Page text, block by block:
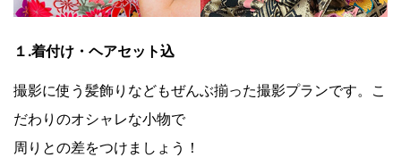
１.着付け・ヘアセット込
撮影に使う髪飾りなどもぜんぶ揃った撮影プランです。こ
だわりのオシャレな小物で
周りとの差をつけましょう！